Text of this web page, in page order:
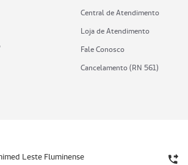
Central de Atendimento
Loja de Atendimento
Fale Conosco
Cancelamento (RN 561)
Leste Fluminense